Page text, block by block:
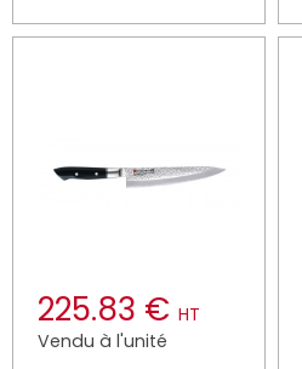
225.83 € HT
Vendu à l'unité